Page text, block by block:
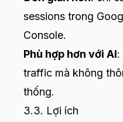
sessions trong
Console.
Phù hợp hơn với AI:
traffic mà không
thống.
3.3. Lợi ích